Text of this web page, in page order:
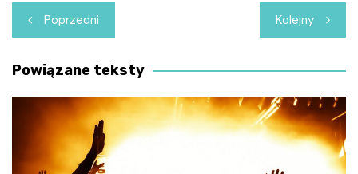
Nawigacja
wpisu
Poprzedni Kolejny
Powiązane teksty